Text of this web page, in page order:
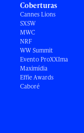
Coberturas
Cannes Lions
SXSW
MWC
NRF
WW Summit
Evento ProXXIma
Maximídia
Effie Awards
Caboré